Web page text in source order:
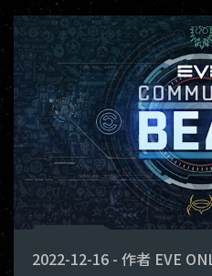
2022-12-16 - 作者 EVE